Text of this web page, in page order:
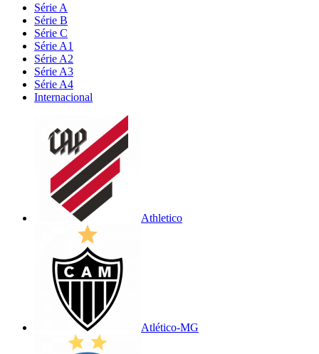
Série A
Série B
Série C
Série A1
Série A2
Série A3
Série A4
Internacional
Athletico
Atlético-MG